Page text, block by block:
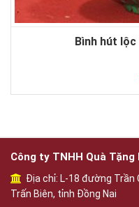
Bình hút
Công ty TNHH Quà Tặng
Địa chỉ: L-18 đường Trần
Trấn Biên, tỉnh Đồng Nai